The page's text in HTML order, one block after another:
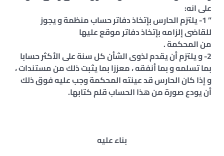
على انه:
” 1- يلتزم الحارس بإتخاذ دفاتر حساب منظمة و يجوز
للقاضى إلزامه بإتخاذ دفاتر موقع عليها
من المحكمة .
2- و يلتزم أن يقدم لذوى الشأن كل سنة على الأكثر حسابا
بما تسلمه و بما أنفقه ، معززا بما يثبت ذلك من مستندات ،
و إذا كان الحارس قد عينته المحكمة وجب عليه فوق ذلك
أن يودع صورة من هذا الحساب قلم كتابها.
بناء عليه